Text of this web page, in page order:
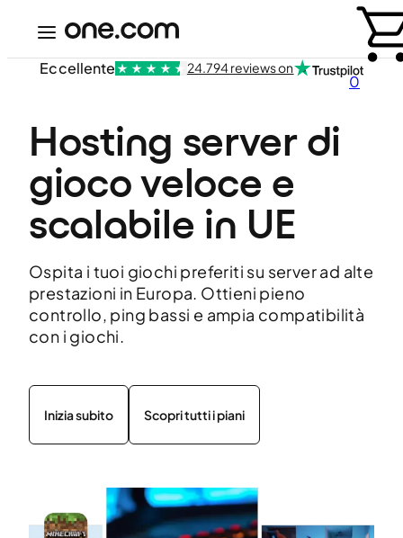
0
Eccellente 24.794 reviews on
Hosting server di
gioco veloce e
scalabile in UE
Ospita i tuoi giochi preferiti su server ad alte
prestazioni in Europa. Ottieni pieno
controllo, ping bassi e ampia compatibilità
con i giochi.
Inizia subito Scopri tutti i piani